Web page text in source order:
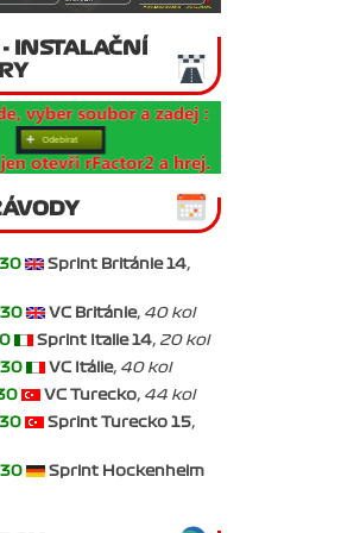
INSTALAČNÍ
Sprint Británie 14,
VC Británie, 40 kol
Sprint Italie 14, 20 kol
VC Itálie, 40 kol
VC Turecko, 44 kol
Sprint Turecko 15,
Sprint Hockenheim